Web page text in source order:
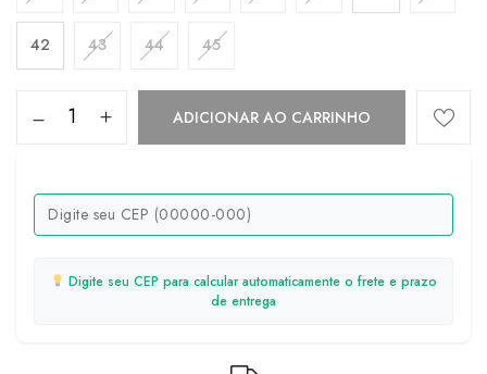
42 43 44 45
ADICIONAR AO CARRINHO
Digite seu CEP para calcular automaticamente o frete e prazo
de entrega